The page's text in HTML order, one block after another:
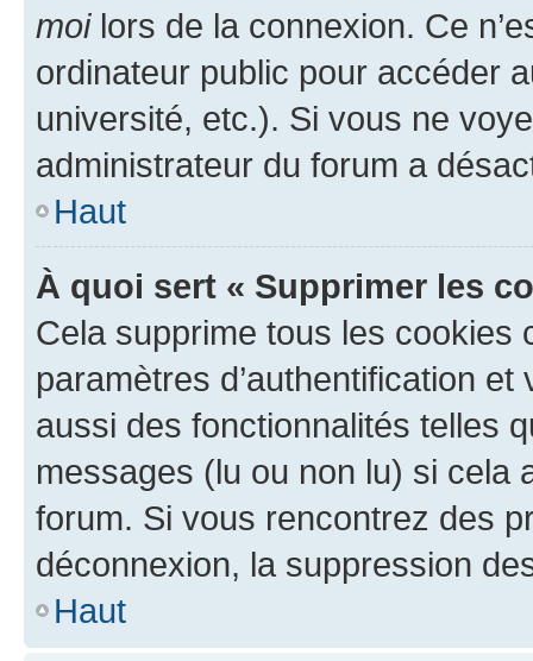
moilors de la connexion. Ce
ordinateur public pour accéder
université, etc.). Si vous ne
administrateur du forum a
Haut
À quoi sert « Supprimer les
Cela supprime tous les cookies
paramètres d’authentification
aussi des fonctionnalités telles
messages (lu ou non lu) si cela
forum. Si vous rencontrez des
déconnexion, la suppression
Haut